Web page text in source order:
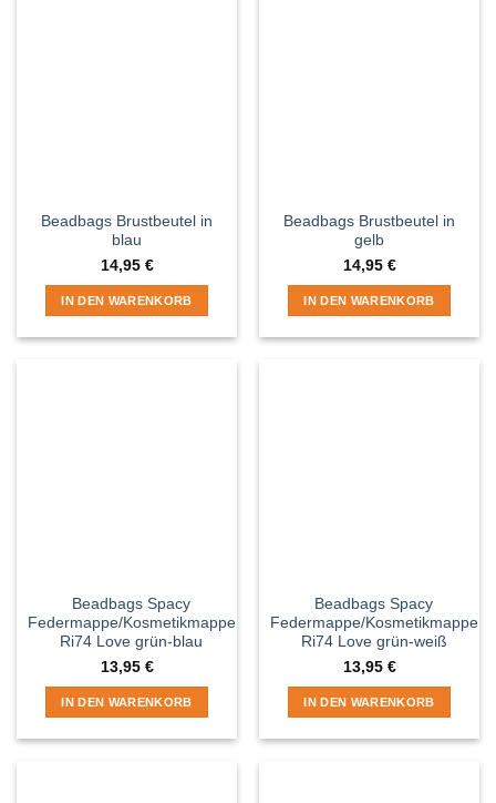
Beadbags Brustbeutel in
blau
14,95 €
IN DEN WARENKORB
Beadbags Brustbeutel in
gelb
14,95 €
IN DEN WARENKORB
Beadbags Spacy
Federmappe/Kosmetikmappe
Ri74 Love grün-blau
13,95 €
IN DEN WARENKORB
Beadbags Spacy
Federmappe/Kosmetikmappe
Ri74 Love grün-weiß
13,95 €
IN DEN WARENKORB